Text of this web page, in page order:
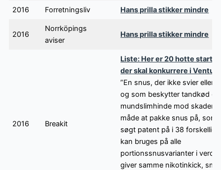
2016 Forretningsliv Hans prilla stikker mindre
2016
Norrköpings
aviser
Hans prilla stikker mindre
2016 Breakit
Liste: Her er 20 hotte
der skal konkurrere i
”En snus, der ikke svier eller
og som beskytter tandkød og
mundslimhinde mod skader.
måde at pakke snus på, som
søgt patent på i 38
kan bruges på alle
portionssnusvarianter i
giver samme nikotinkick,